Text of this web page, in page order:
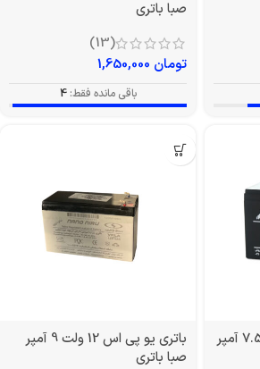
صبا باتری
(13)
تومان
باقی مانده فقط: 4
باتری یو پی اس 12 ولت 7.5 آمپر
باتری یو پی اس 12 ولت 9 آمپر
صبا باتری